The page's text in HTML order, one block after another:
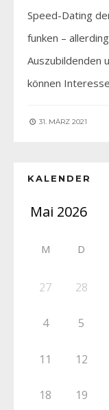
Speed-Dating
funken –
Auszubildenden
können
31. MÄRZ 2021
KALENDER
M D
27 28
4 5
11 12
18 19